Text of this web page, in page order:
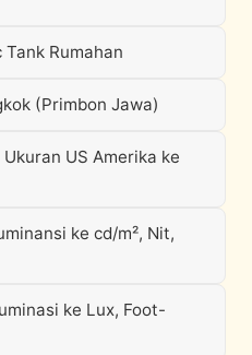
Rumahan
(Primbon Jawa)
US Amerika ke
ke cd/m², Nit,
ke Lux, Foot-